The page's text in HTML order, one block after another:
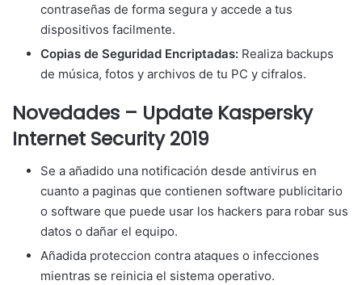
contraseñas de forma segura y accede a tus
dispositivos facilmente.
Copias de Seguridad Encriptadas: Realiza backups
de música, fotos y archivos de tu PC y cifralos.
Novedades – Update Kaspersky
Internet Security 2019
Se a añadido una notificación desde antivirus en
cuanto a paginas que contienen software publicitario
o software que puede usar los hackers para robar sus
datos o dañar el equipo.
Añadida proteccion contra ataques o infecciones
mientras se reinicia el sistema operativo.